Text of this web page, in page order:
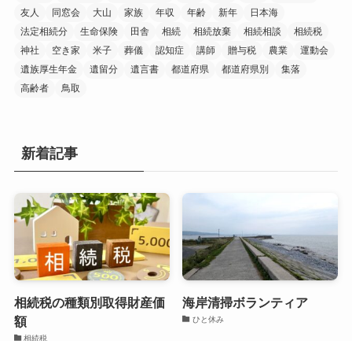
友人
同窓会 大山 家族 年収 年齢 新年
日本海
法定相続分
生命保険 田舎 相続 相続放棄 相続相談
相続税
神社
空き家 米子 葬儀 認知症 講師 贈与税 農業
運動会
遺族厚生年金
遺留分 遺言書 都道府県 都道府県別
集落
高齢者
鳥取
新着記事
相続税の種類別取得財産価
額
相続税
海岸清掃ボランティア
ひと休み